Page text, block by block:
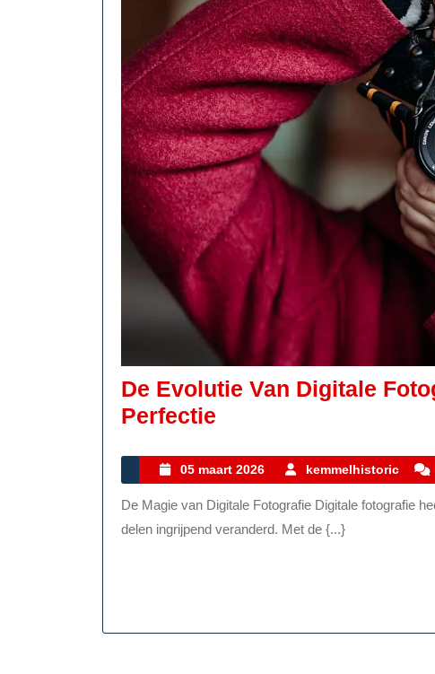
De Evolutie Van Digitale
Perfectie
Van
Digitale
Fotografie:
Perfectie
05 maart 2026
05
maart
2026
kemmelhistoric
De Magie van Digitale Fotografie Digitale fotografie heeft de manier waarop we momenten vastleggen en
delen ingrijpend veranderd. Met de {...}